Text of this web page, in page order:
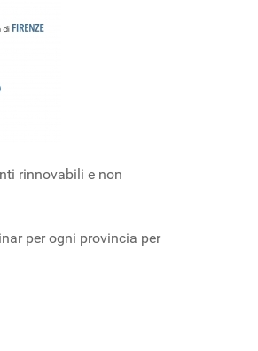
rinnovabili e non
per ogni provincia per